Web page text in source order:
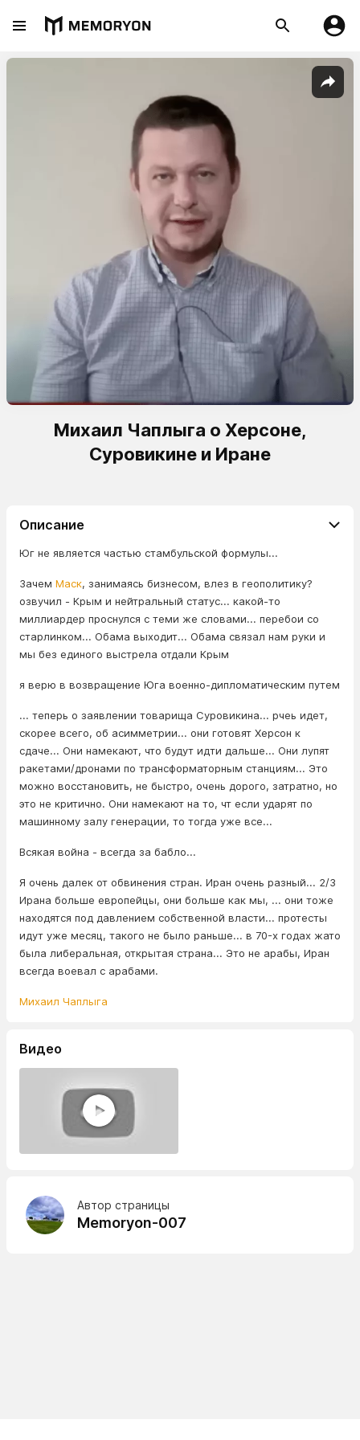
Михаил Чаплыга о Херсоне,
Суровикине и Иране
Описание
Юг не является частью стамбульской формулы...
Зачем Маск, занимаясь бизнесом, влез в геополитику?
озвучил - Крым и нейтральный статус... какой-то
миллиардер проснулся с теми же словами... перебои со
старлинком... Обама выходит... Обама связал нам руки и
мы без единого выстрела отдали Крым
я верю в возвращение Юга военно-дипломатическим путем
... теперь о заявлении товарища Суровикина... рчеь идет,
скорее всего, об асимметрии... они готовят Херсон к
сдаче... Они намекают, что будут идти дальше... Они лупят
ракетами/дронами по трансформаторным станциям... Это
можно восстановить, не быстро, очень дорого, затратно, но
это не критично. Они намекают на то, чт если ударят по
машинному залу генерации, то тогда уже все...
Всякая война - всегда за бабло...
Я очень далек от обвинения стран. Иран очень разный... 2/3
Ирана больше европейцы, они больше как мы, ... они тоже
находятся под давлением собственной власти... протесты
идут уже месяц, такого не было раньше... в 70-х годах жато
была либеральная, открытая страна... Это не арабы, Иран
всегда воевал с арабами.
Михаил Чаплыга
Видео
Автор страницы
Memoryon-007